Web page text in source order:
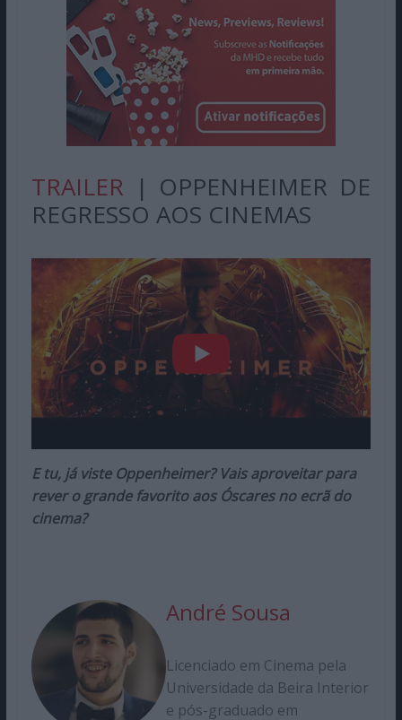
TRAILER | OPPENHEIMER DE
REGRESSO AOS CINEMAS
E tu, já viste Oppenheimer? Vais aproveitar para
rever o grande favorito aos Óscares no ecrã do
cinema?
André Sousa
Licenciado em Cinema pela
Universidade da Beira Interior
e pós-graduado em